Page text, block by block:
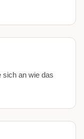
sich an wie das